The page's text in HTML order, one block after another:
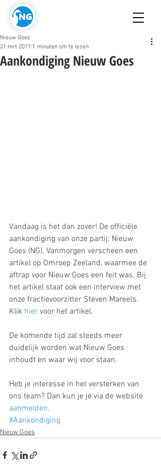
Aankondiging Nieuw Goes
Nieuw Goes
21 mrt 2017 1 minuten om te lezen
Vandaag is het dan zover! De officiële
aankondiging van onze partij: Nieuw
Goes (NG). Vanmorgen verscheen een
artikel op Omroep Zeeland, waarmee de
aftrap voor Nieuw Goes een feit was. Bij
het artikel staat ook een interview met
onze fractievoorzitter Steven Mareels.
Klik hier voor het artikel.
De komende tijd zal steeds meer
duidelijk worden wat Nieuw Goes
inhoudt en waar wij voor staan.
Heb je interesse in het versterken van
ons team? Dan kun je je via de website
aanmelden.
#Aankondiging
Nieuw Goes